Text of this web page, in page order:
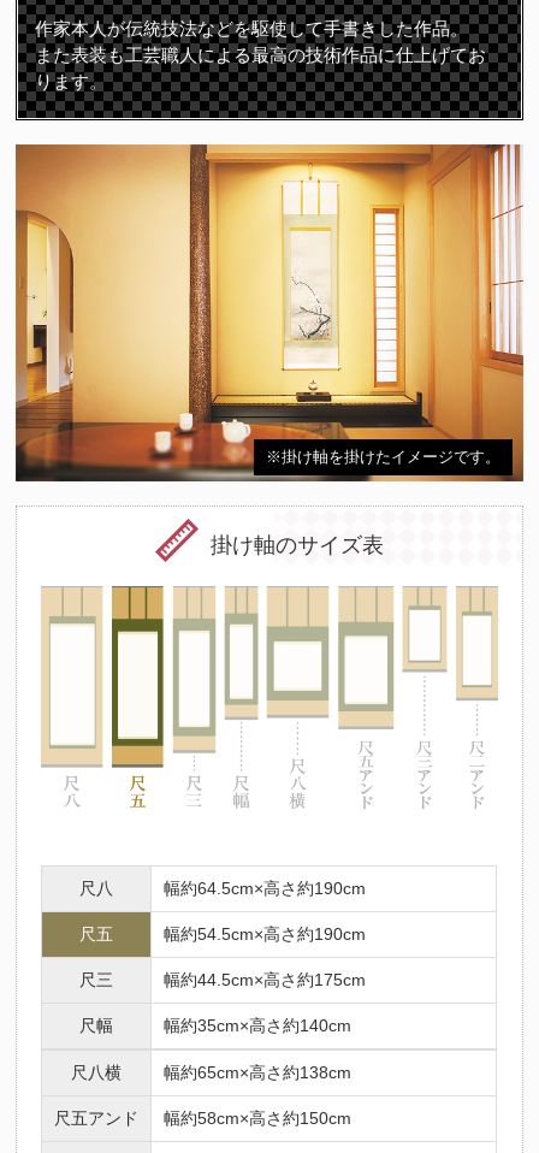
作家本人が伝統技法などを駆使して手書きした作品。
また表装も工芸職人による最高の技術作品に仕上げてお
ります。
※掛け軸を掛けたイメージです。
掛け軸のサイズ表
尺八 幅約64.5cm×高さ約190cm
尺五 幅約54.5cm×高さ約190cm
尺三 幅約44.5cm×高さ約175cm
尺幅 幅約35cm×高さ約140cm
尺八横 幅約65cm×高さ約138cm
尺五アンド 幅約58cm×高さ約150cm